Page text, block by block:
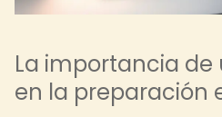
La importancia
en la preparación